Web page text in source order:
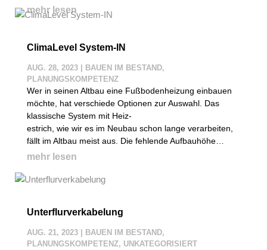
mehr lesen
ClimaLevel System-IN
AUG. 28, 2023| BAUEN IM BESTAND,
PLANUNGSKOMPETENZ
Wer in seinen Altbau eine Fußbodenheizung einbauen
möchte, hat verschiede Optionen zur Auswahl. Das
klassische System mit Heiz-
estrich, wie wir es im Neubau schon lange verarbeiten,
fällt im Altbau meist aus. Die fehlende Aufbauhöhe…
mehr lesen
Unterflurverkabelung
AUG. 21, 2023| BAUEN IM BESTAND,
PLANUNGSKOMPETENZ, UNKATEGORISIERT